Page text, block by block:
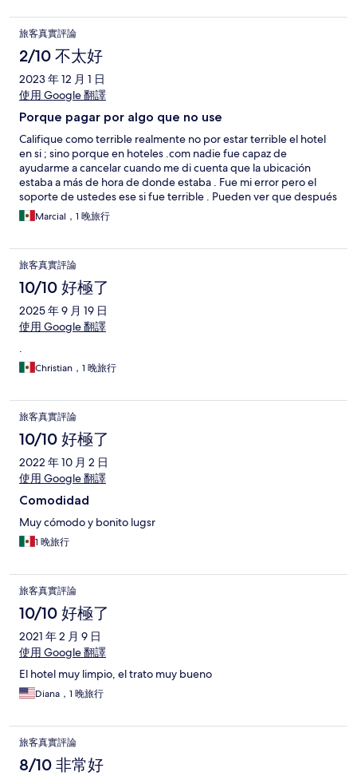
旅客真實評論
2/10 不太好
2023 年 12 月 1 日
使用 Google 翻譯
Porque pagar por algo que no use
Califique como terrible realmente no por estar terrible el hotel
en si ; sino porque en hoteles .com nadie fue capaz de
ayudarme a cancelar cuando me di cuenta que la ubicación
estaba a más de hora de donde estaba . Fue mi error pero el
soporte de ustedes ese si fue terrible . Pueden ver que después
hice otra para Hampton inn . Usaba antes mucho la app ; pero
esta experiencia ; porque tendré que pagar por algo que no use
decime que no era su problema . Que experiencia tan mala
Marcial，1 晚旅行
旅客真實評論
10/10 好極了
2025 年 9 月 19 日
使用 Google 翻譯
.
Christian，1 晚旅行
旅客真實評論
10/10 好極了
2022 年 10 月 2 日
使用 Google 翻譯
Comodidad
Muy cómodo y bonito lugsr
1 晚旅行
旅客真實評論
10/10 好極了
2021 年 2 月 9 日
使用 Google 翻譯
El hotel muy limpio, el trato muy bueno
Diana，1 晚旅行
旅客真實評論
8/10 非常好